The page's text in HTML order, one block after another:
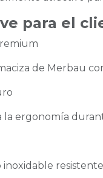
para el
de Merbau
la ergonomía